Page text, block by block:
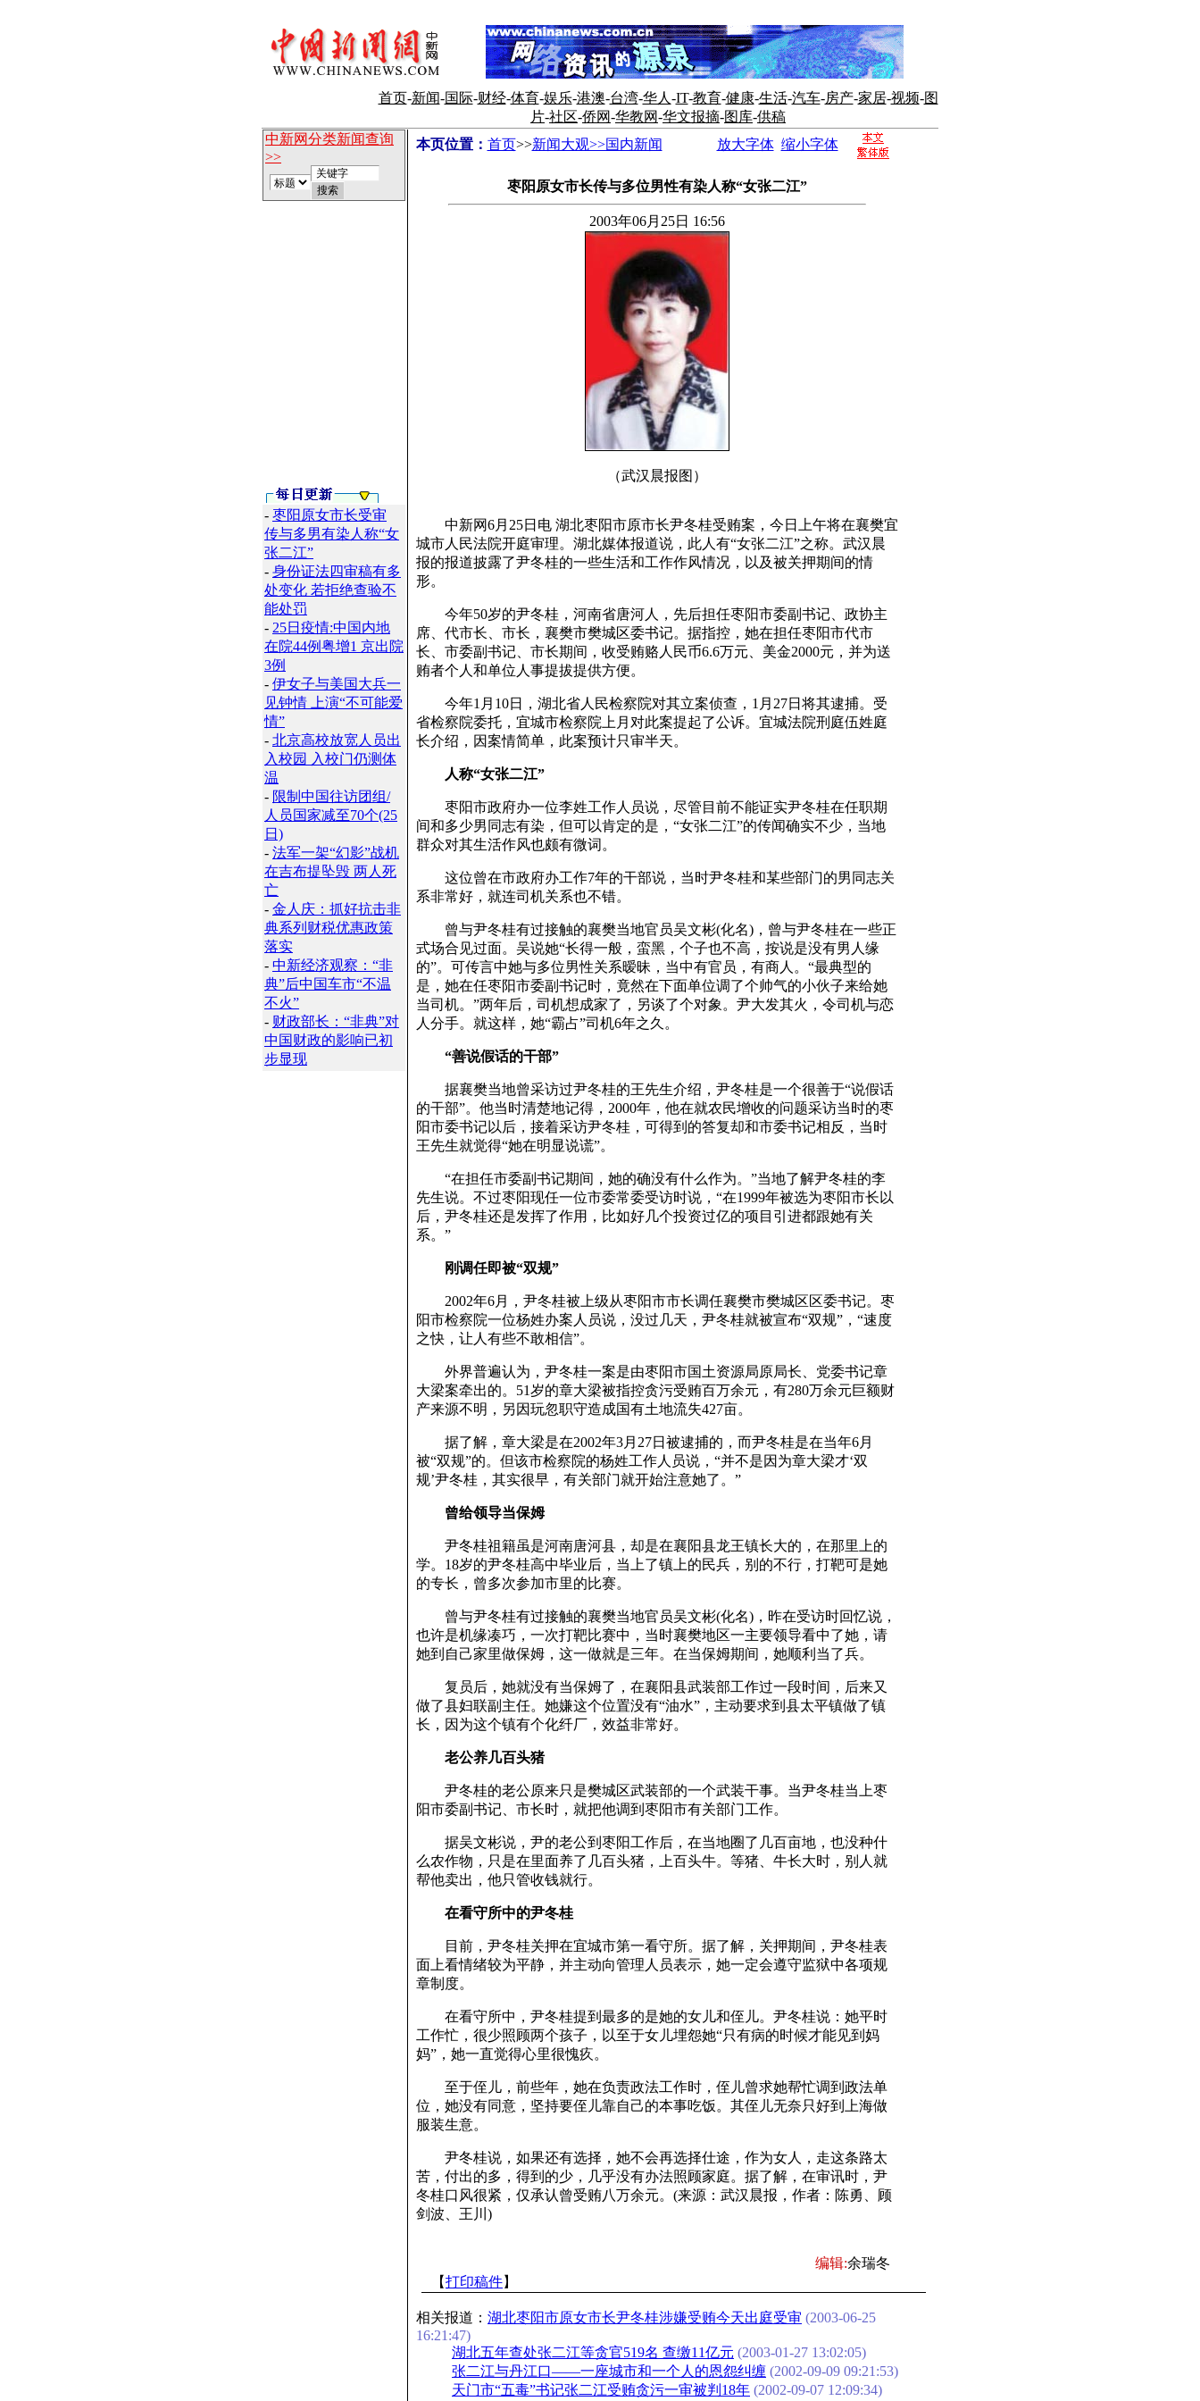
首页-新闻-国际-财经-体育-娱乐-港澳-台湾-华人 -IT-教育-健康-生活-汽车-房产-家居-视频-图
片-社区-侨网-华教网-华文报摘-图库-供稿
中新网分类新闻查询
>>
- 枣阳原女市长受审
传与多男有染人称“女
张二江”
- 身份证法四审稿有多
处变化 若拒绝查验不
能处罚
- 25日疫情:中国内地
在院44例粤增1 京出院
3例
- 伊女子与美国大兵一
见钟情 上演“不可能爱
情”
- 北京高校放宽人员出
入校园 入校门仍测体
温
- 限制中国往访团组/
人员国家减至70个(25
日)
- 法军一架“幻影”战机
在吉布提坠毁 两人死
亡
- 金人庆：抓好抗击非
典系列财税优惠政策
落实
- 中新经济观察：“非
典”后中国车市“不温
不火”
- 财政部长：“非典”对
中国财政的影响已初
步显现
本页位置： 首页>>新闻大观>>国内新闻 放大字体 缩小字体
枣阳原女市长传与多位男性有染人称“女张二江”
2003年06月25日 16:56
（武汉晨报图）
中新网6月25日电 湖北枣阳市原市长尹冬桂受贿案，今日上午将在襄樊宜
城市人民法院开庭审理。湖北媒体报道说，此人有“女张二江”之称。武汉晨
报的报道披露了尹冬桂的一些生活和工作作风情况，以及被关押期间的情
形。
今年50岁的尹冬桂，河南省唐河人，先后担任枣阳市委副书记、政协主
席、代市长、市长，襄樊市樊城区委书记。据指控，她在担任枣阳市代市
长、市委副书记、市长期间，收受贿赂人民币6.6万元、美金2000元，并为送
贿者个人和单位人事提拔提供方便。
今年1月10日，湖北省人民检察院对其立案侦查，1月27日将其逮捕。受
省检察院委托，宜城市检察院上月对此案提起了公诉。宜城法院刑庭伍姓庭
长介绍，因案情简单，此案预计只审半天。
人称“女张二江”
枣阳市政府办一位李姓工作人员说，尽管目前不能证实尹冬桂在任职期
间和多少男同志有染，但可以肯定的是，“女张二江”的传闻确实不少，当地
群众对其生活作风也颇有微词。
这位曾在市政府办工作7年的干部说，当时尹冬桂和某些部门的男同志关
系非常好，就连司机关系也不错。
曾与尹冬桂有过接触的襄樊当地官员吴文彬(化名)，曾与尹冬桂在一些正
式场合见过面。吴说她“长得一般，蛮黑，个子也不高，按说是没有男人缘
的”。可传言中她与多位男性关系暧昧，当中有官员，有商人。“最典型的
是，她在任枣阳市委副书记时，竟然在下面单位调了个帅气的小伙子来给她
当司机。”两年后，司机想成家了，另谈了个对象。尹大发其火，令司机与恋
人分手。就这样，她“霸占”司机6年之久。
“善说假话的干部”
据襄樊当地曾采访过尹冬桂的王先生介绍，尹冬桂是一个很善于“说假话
的干部”。他当时清楚地记得，2000年，他在就农民增收的问题采访当时的枣
阳市委书记以后，接着采访尹冬桂，可得到的答复却和市委书记相反，当时
王先生就觉得“她在明显说谎”。
“在担任市委副书记期间，她的确没有什么作为。”当地了解尹冬桂的李
先生说。不过枣阳现任一位市委常委受访时说，“在1999年被选为枣阳市长以
后，尹冬桂还是发挥了作用，比如好几个投资过亿的项目引进都跟她有关
系。”
刚调任即被“双规”
2002年6月，尹冬桂被上级从枣阳市市长调任襄樊市樊城区区委书记。枣
阳市检察院一位杨姓办案人员说，没过几天，尹冬桂就被宣布“双规”，“速度
之快，让人有些不敢相信”。
外界普遍认为，尹冬桂一案是由枣阳市国土资源局原局长、党委书记章
大梁案牵出的。51岁的章大梁被指控贪污受贿百万余元，有280万余元巨额财
产来源不明，另因玩忽职守造成国有土地流失427亩。
据了解，章大梁是在2002年3月27日被逮捕的，而尹冬桂是在当年6月
被“双规”的。但该市检察院的杨姓工作人员说，“并不是因为章大梁才‘双
规’尹冬桂，其实很早，有关部门就开始注意她了。”
曾给领导当保姆
尹冬桂祖籍虽是河南唐河县，却是在襄阳县龙王镇长大的，在那里上的
学。18岁的尹冬桂高中毕业后，当上了镇上的民兵，别的不行，打靶可是她
的专长，曾多次参加市里的比赛。
曾与尹冬桂有过接触的襄樊当地官员吴文彬(化名)，昨在受访时回忆说，
也许是机缘凑巧，一次打靶比赛中，当时襄樊地区一主要领导看中了她，请
她到自己家里做保姆，这一做就是三年。在当保姆期间，她顺利当了兵。
复员后，她就没有当保姆了，在襄阳县武装部工作过一段时间，后来又
做了县妇联副主任。她嫌这个位置没有“油水”，主动要求到县太平镇做了镇
长，因为这个镇有个化纤厂，效益非常好。
老公养几百头猪
尹冬桂的老公原来只是樊城区武装部的一个武装干事。当尹冬桂当上枣
阳市委副书记、市长时，就把他调到枣阳市有关部门工作。
据吴文彬说，尹的老公到枣阳工作后，在当地圈了几百亩地，也没种什
么农作物，只是在里面养了几百头猪，上百头牛。等猪、牛长大时，别人就
帮他卖出，他只管收钱就行。
在看守所中的尹冬桂
目前，尹冬桂关押在宜城市第一看守所。据了解，关押期间，尹冬桂表
面上看情绪较为平静，并主动向管理人员表示，她一定会遵守监狱中各项规
章制度。
在看守所中，尹冬桂提到最多的是她的女儿和侄儿。尹冬桂说：她平时
工作忙，很少照顾两个孩子，以至于女儿埋怨她“只有病的时候才能见到妈
妈”，她一直觉得心里很愧疚。
至于侄儿，前些年，她在负责政法工作时，侄儿曾求她帮忙调到政法单
位，她没有同意，坚持要侄儿靠自己的本事吃饭。其侄儿无奈只好到上海做
服装生意。
尹冬桂说，如果还有选择，她不会再选择仕途，作为女人，走这条路太
苦，付出的多，得到的少，几乎没有办法照顾家庭。据了解，在审讯时，尹
冬桂口风很紧，仅承认曾受贿八万余元。(来源：武汉晨报，作者：陈勇、顾
剑波、王川)
编辑:余瑞冬
【打印稿件】
相关报道： 湖北枣阳市原女市长尹冬桂涉嫌受贿今天出庭受审 (2003-06-25
16:21:47)
湖北五年查处张二江等贪官519名 查缴11亿元 (2003-01-27 13:02:05)
张二江与丹江口――一座城市和一个人的恩怨纠缠 (2002-09-09 09:21:53)
天门市“五毒”书记张二江受贿贪污一审被判18年 (2002-09-07 12:09:34)